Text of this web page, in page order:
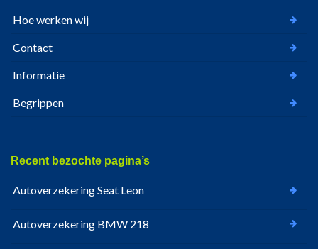
Hoe werken wij
Contact
Informatie
Begrippen
Recent bezochte pagina’s
Autoverzekering Seat Leon
Autoverzekering BMW 218